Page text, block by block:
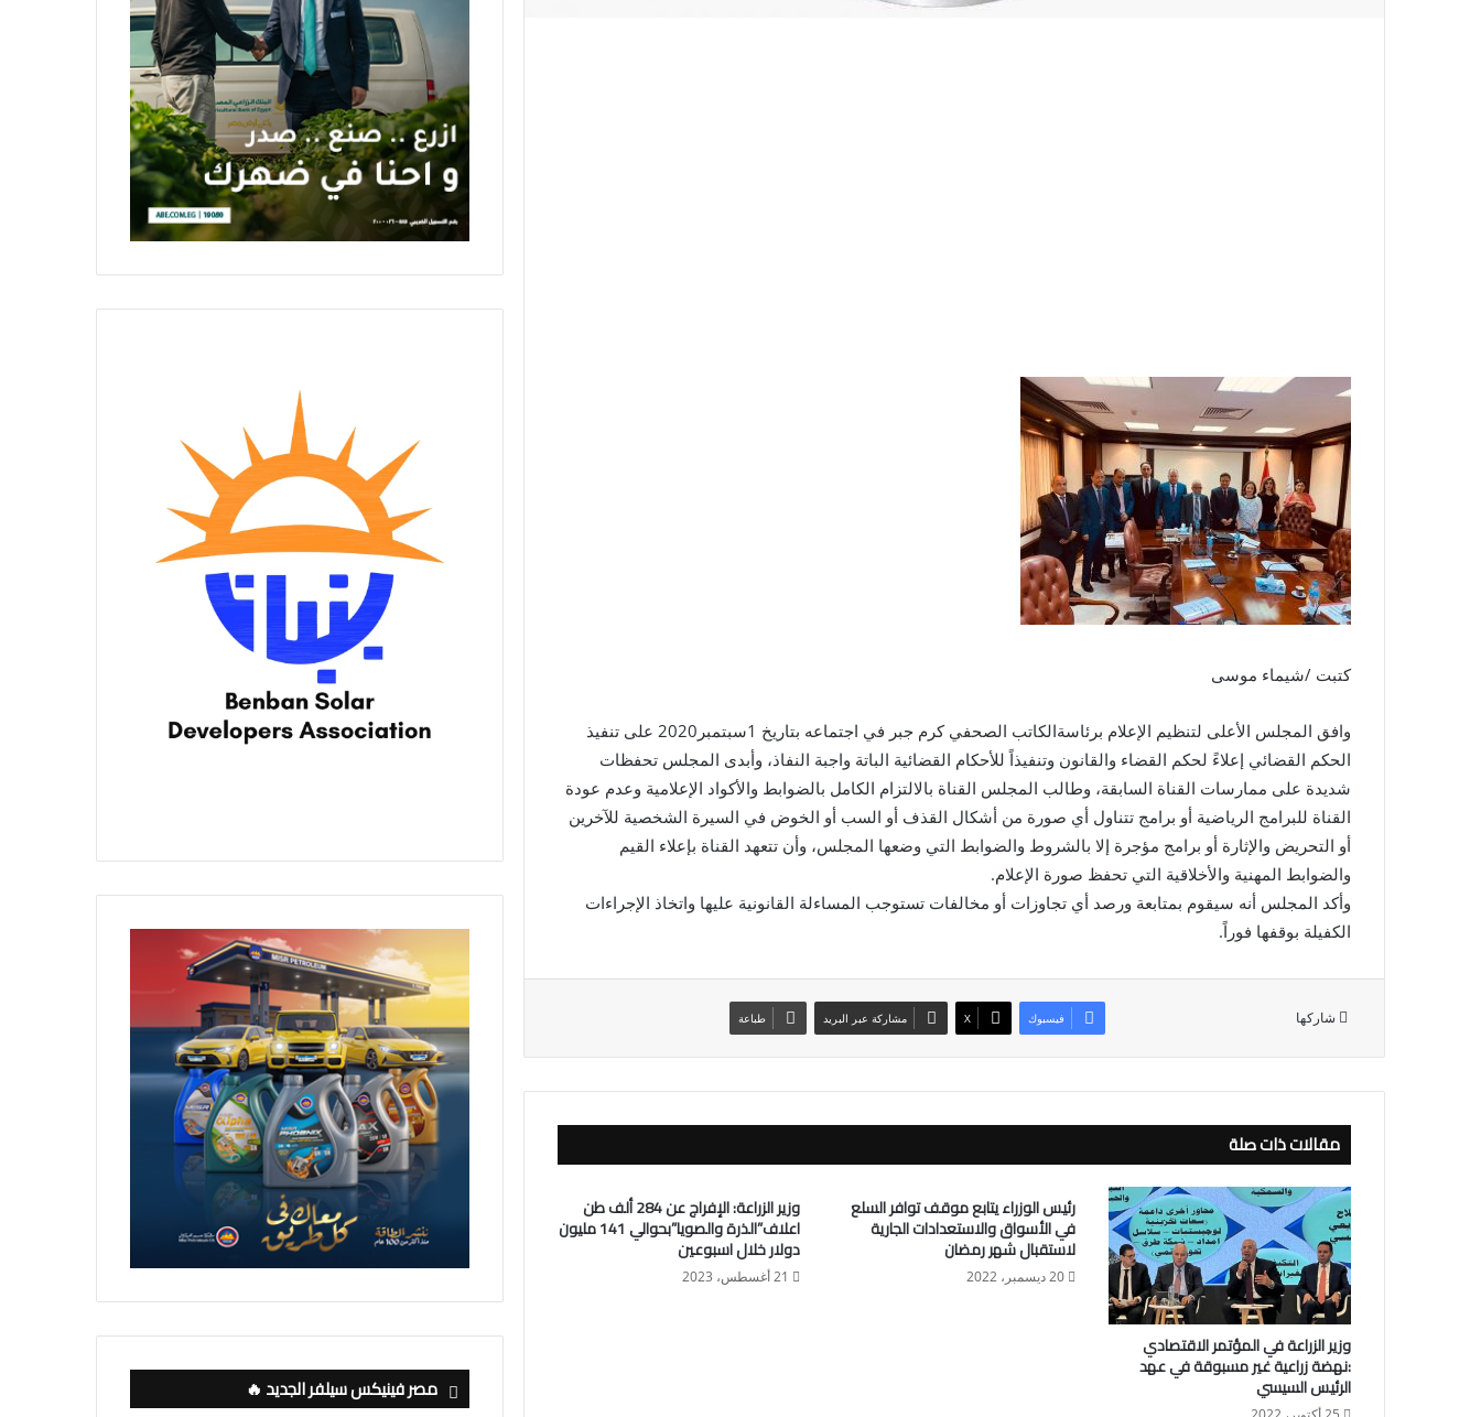
كتبت /شيماء موسى
وافق المجلس الأعلى لتنظيم الإعلام برئاسةالكاتب الصحفي كرم جبر في اجتماعه بتاريخ 1سبتمبر2020 على تنفيذ
الحكم القضائي إعلاءً لحكم القضاء والقانون وتنفيذاً للأحكام القضائية الباتة واجبة النفاذ، وأبدى المجلس تحفظات
شديدة على ممارسات القناة السابقة، وطالب المجلس القناة بالالتزام الكامل بالضوابط والأكواد الإعلامية وعدم عودة
القناة للبرامج الرياضية أو برامج تتناول أي صورة من أشكال القذف أو السب أو الخوض في السيرة الشخصية للآخرين
أو التحريض والإثارة أو برامج مؤجرة إلا بالشروط والضوابط التي وضعها المجلس، وأن تتعهد القناة بإعلاء القيم
والضوابط المهنية والأخلاقية التي تحفظ صورة الإعلام.
وأكد المجلس أنه سيقوم بمتابعة ورصد أي تجاوزات أو مخالفات تستوجب المساءلة القانونية عليها واتخاذ الإجراءات
الكفيلة بوقفها فوراً.
شاركها فيسبوك X مشاركة عبر البريد طباعة
مقالات ذات صلة
وزير الزراعة في المؤتمر الاقتصادي
:نهضة زراعية غير مسبوقة في عهد
الرئيس السيسي
رئيس الوزراء يتابع موقف توافر السلع
في الأسواق والاستعدادات الجارية
لاستقبال شهر رمضان
20 ديسمبر، 2022
وزير الزراعة: الإفراج عن 284 ألف طن
اعلاف”الذرة والصويا”بحوالي 141 مليون
دولار خلال اسبوعين
21 أغسطس، 2023
مصر فينيكس سيلفر الجديد 🔥